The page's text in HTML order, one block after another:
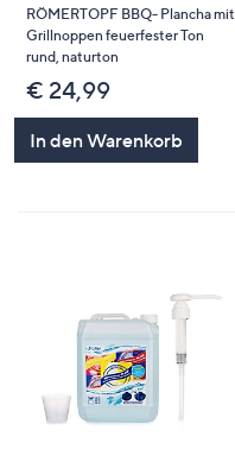
RÖMERTOPF BBQ- Plancha mit
Grillnoppen feuerfester Ton
rund, naturton
€ 24,99
In den Warenkorb